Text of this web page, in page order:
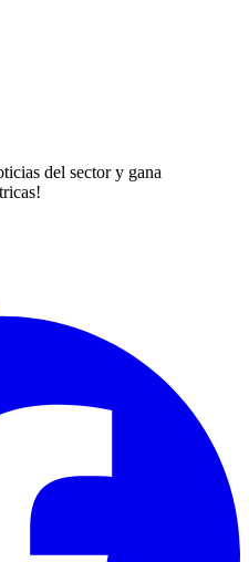
del sector y gana